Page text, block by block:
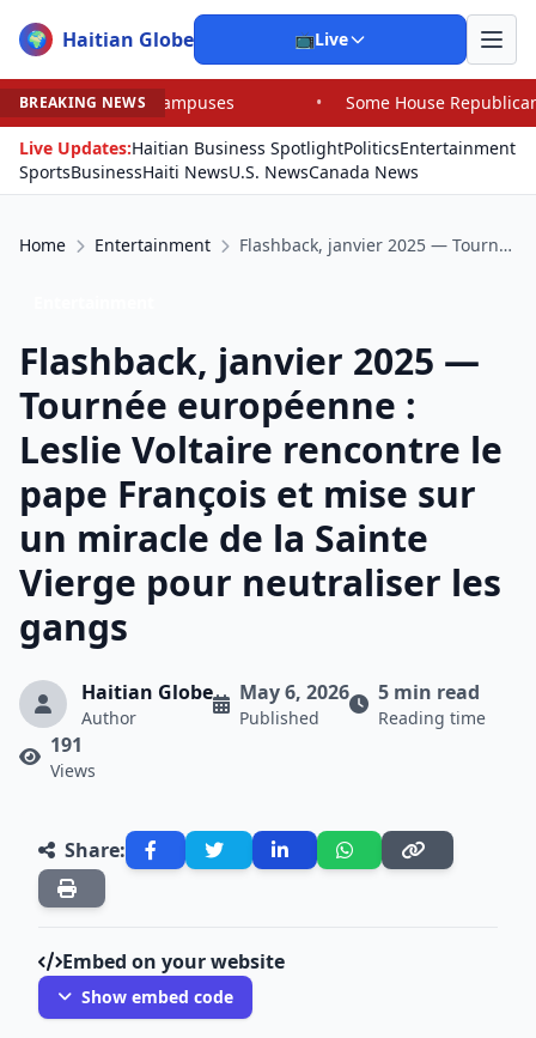
🌍 Haitian Globe 📺Live
BREAKING NEWS
•
Some House Republicans Are Backing a Challenger in Cory
Live Updates:Haitian Business SpotlightPoliticsEntertainment
SportsBusinessHaiti NewsU.S. NewsCanada News
Home Entertainment Flashback, janvier 2025 — Tournée européenne : Leslie Voltaire rencontre le pape François et mise sur un miracle de la Sainte Vierge pour neutraliser les gangs
Flashback, janvier 2025 —
Tournée européenne :
Leslie Voltaire rencontre le
pape François et mise sur
un miracle de la Sainte
Vierge pour neutraliser les
gangs
Haitian Globe
Author
May 6, 2026
Published
5 min read
Reading time
191
Views
Share:
Embed on your website
Show embed code